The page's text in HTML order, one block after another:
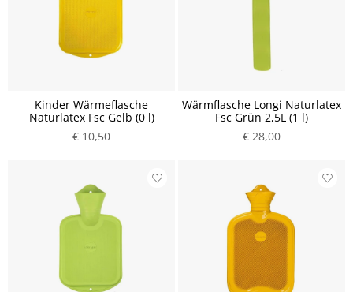
Kinder Wärmeflasche
Naturlatex Fsc Gelb (0 l)
€ 10,50
Wärmflasche Longi Naturlatex
Fsc Grün 2,5L (1 l)
€ 28,00